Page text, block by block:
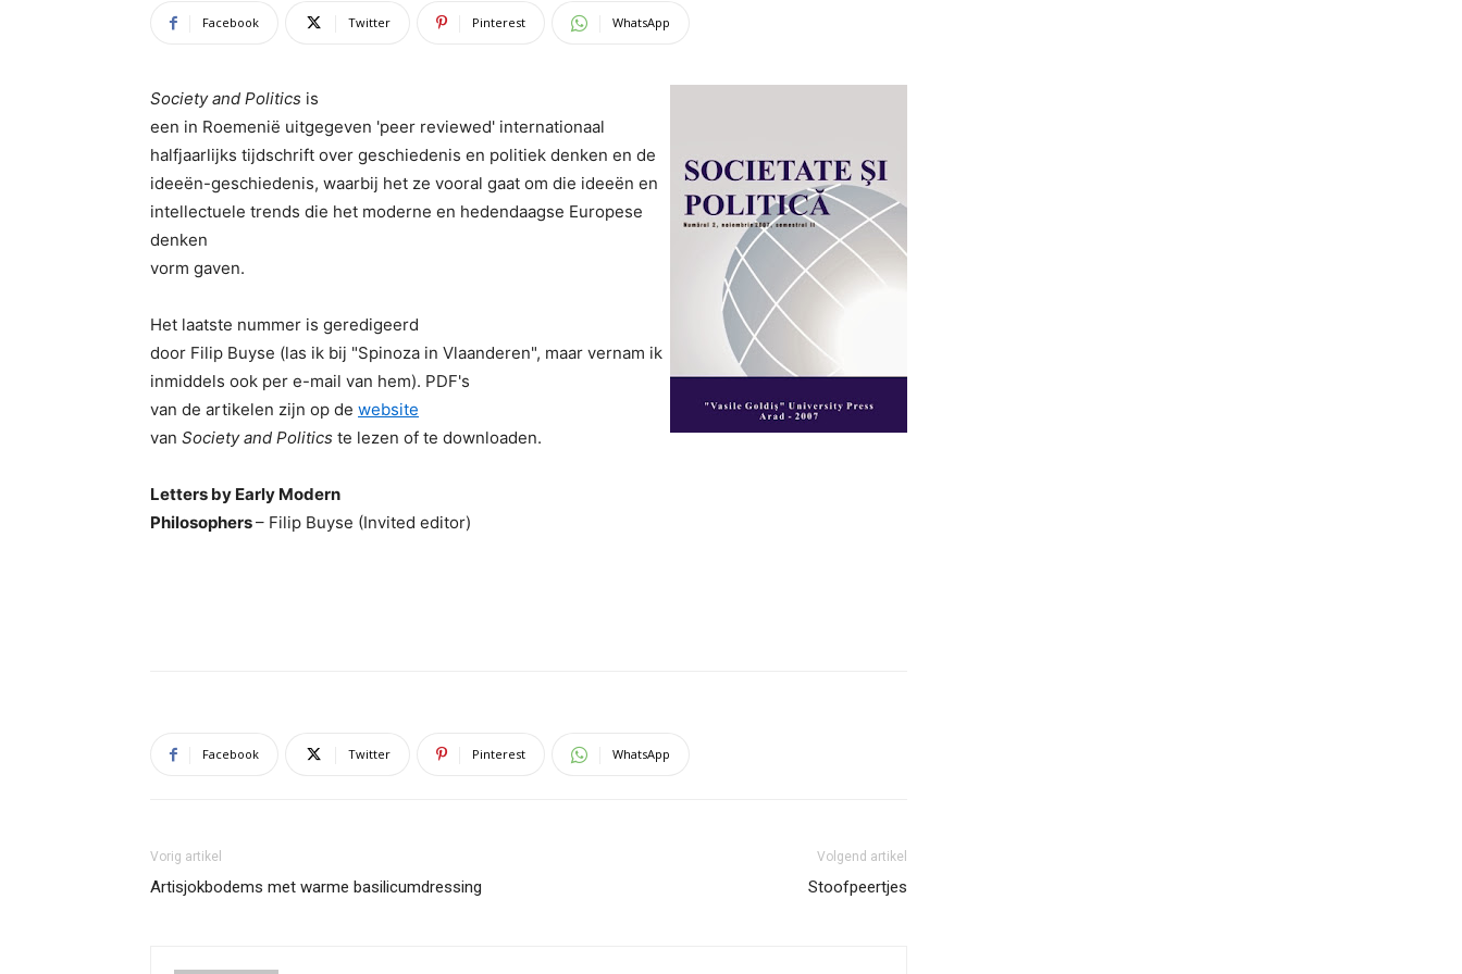
Facebook Twitter Pinterest WhatsApp
Society and Politics is
een in Roemenië uitgegeven 'peer reviewed' internationaal
halfjaarlijks tijdschrift over geschiedenis en politiek denken en de
ideeën-geschiedenis, waarbij het ze vooral gaat om die ideeën en
intellectuele trends die het moderne en hedendaagse Europese
denken
vorm gaven.
Het laatste nummer is geredigeerd
door Filip Buyse (las ik bij "Spinoza in Vlaanderen", maar vernam ik
inmiddels ook per e-mail van hem). PDF's
van de artikelen zijn op de website
van Society and Politics te lezen of te downloaden.
Letters by Early Modern
Philosophers– Filip Buyse (Invited editor)
Facebook Twitter Pinterest WhatsApp
Vorig artikel
Artisjokbodems met warme basilicumdressing
Volgend artikel
Stoofpeertjes